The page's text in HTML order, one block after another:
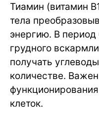
Тиамин (витамин
тела
энергию. В
грудного
получать
количестве.
клеток.